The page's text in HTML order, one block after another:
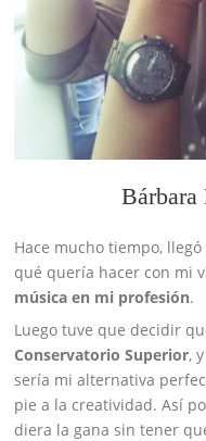
Bárbara
Hace mucho tiempo,
qué quería hacer con mi
música en mi profesión.
Luego tuve que decidir
Conservatorio Superior,
sería mi alternativa
pie a la creatividad. Así
diera la gana sin tener